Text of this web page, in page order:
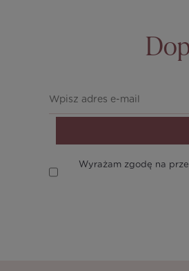
Wyrażam zgodę na